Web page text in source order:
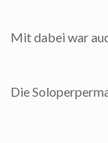
Mit dabei war
Die